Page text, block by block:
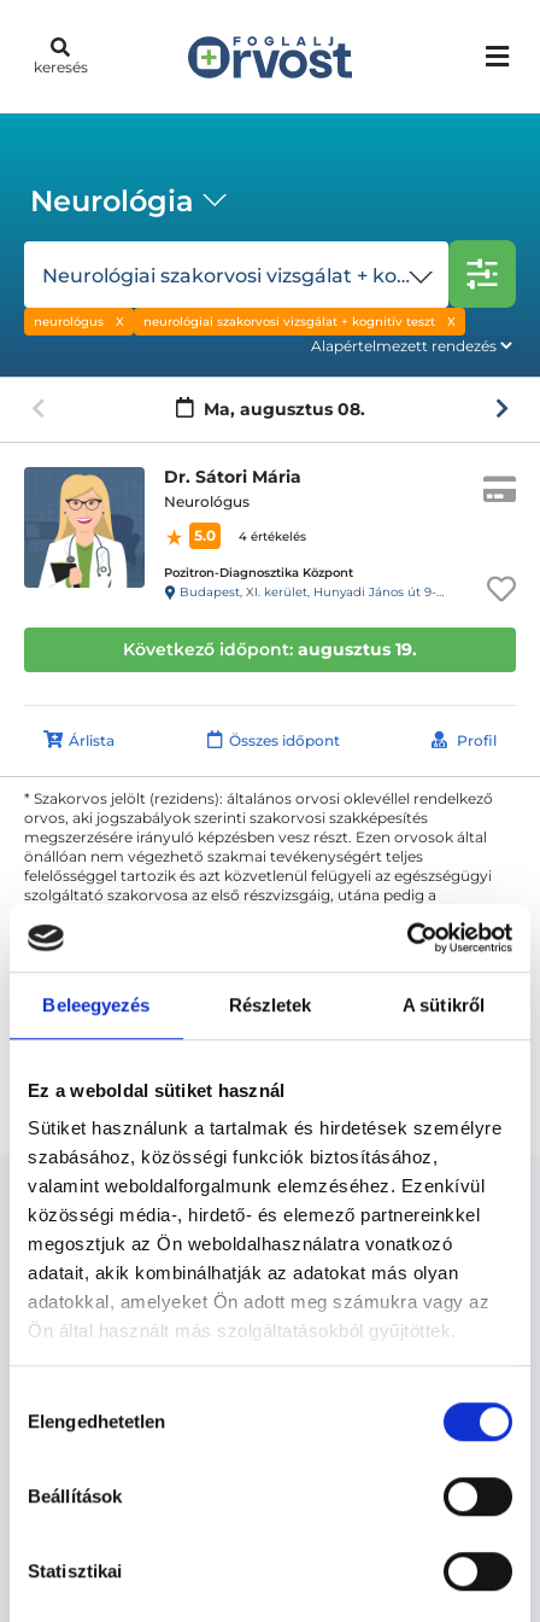
Beleegyezés Részletek A sütikről
Ez a weboldal sütiket használ
Sütiket használunk a tartalmak és hirdetések személyre
szabásához, közösségi funkciók biztosításához,
valamint weboldalforgalmunk elemzéséhez. Ezenkívül
közösségi média-, hirdető- és elemező partnereinkkel
megosztjuk az Ön weboldalhasználatra vonatkozó
adatait, akik kombinálhatják az adatokat más olyan
adatokkal, amelyeket Ön adott meg számukra vagy az
Ön által használt más szolgáltatásokból gyűjtöttek.
szabályzat:https://foglaljorvost.hu/info/foglaljorvost-
kiválasztása
Elengedhetetlen
Beállítások
Statisztikai
keresés
Neurológia
Neurológiai szakorvosi vizsgálat + kognitív teszt
neurológus neurológiai szakorvosi vizsgálat + kognitív teszt
Ma, augusztus 08.
Dr. Sátori Mária
Neurológus
5.0
4 értékelés
Pozitron-Diagnosztika Központ
Budapest, XI. kerület, Hunyadi János út 9-11.
Következő időpont: augusztus 19.
Árlista Összes időpont Profil
* Szakorvos jelölt (rezidens): általános orvosi oklevéllel rendelkező
orvos, aki jogszabályok szerinti szakorvosi szakképesítés
megszerzésére irányuló képzésben vesz részt. Ezen orvosok által
önállóan nem végezhető szakmai tevékenységért teljes
felelősséggel tartozik és azt közvetlenül felügyeli az egészségügyi
szolgáltató szakorvosa az első részvizsgáig, utána pedig a
felelősségét kizárja esetleges névazonosságért bármely szakorvos
és szakorvosjelölt esetén.
Főoldal Neurológus
Neurológiai szakorvosi vizsgálat + kognitív teszt
Neurológus - Neurológia
SZAKTERÜLETEK
Szolgáltatások